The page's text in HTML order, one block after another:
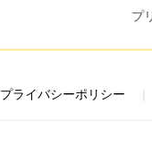
プライバシーポリシー